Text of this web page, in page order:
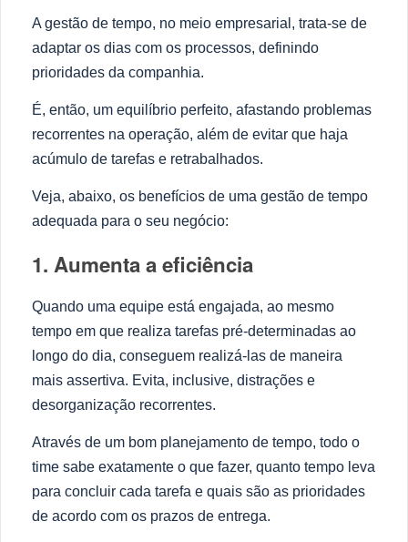
A gestão de tempo, no meio empresarial, trata-se de
adaptar os dias com os processos, definindo
prioridades da companhia.
É, então, um equilíbrio perfeito, afastando problemas
recorrentes na operação, além de evitar que haja
acúmulo de tarefas e retrabalhados.
Veja, abaixo, os benefícios de uma gestão de tempo
adequada para o seu negócio:
1. Aumenta a eficiência
Quando uma equipe está engajada, ao mesmo
tempo em que realiza tarefas pré-determinadas ao
longo do dia, conseguem realizá-las de maneira
mais assertiva. Evita, inclusive, distrações e
desorganização recorrentes.
Através de um bom planejamento de tempo, todo o
time sabe exatamente o que fazer, quanto tempo leva
para concluir cada tarefa e quais são as prioridades
de acordo com os prazos de entrega.